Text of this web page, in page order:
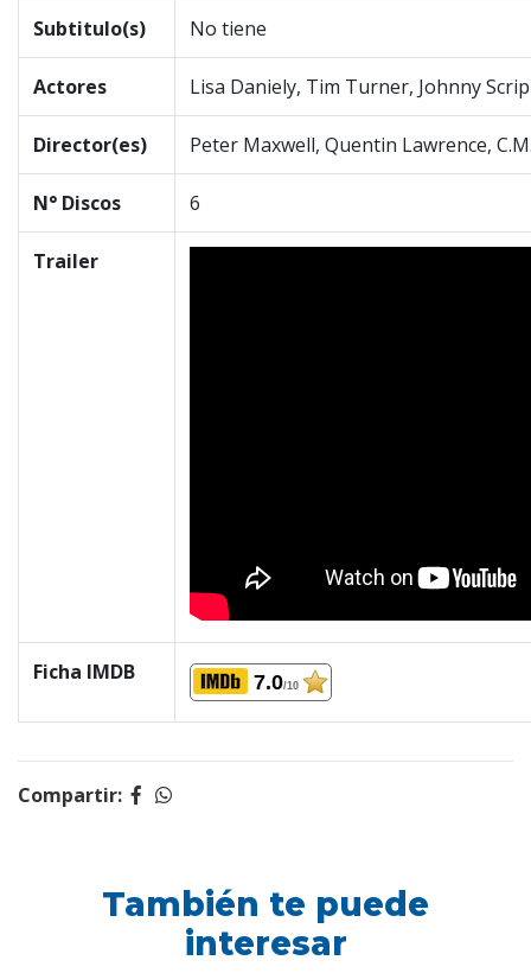
Subtitulo(s) No tiene
Actores Lisa Daniely, Tim Turner, Johnny
Director(es) Peter Maxwell, Quentin Lawrence,
N° Discos 6
Trailer
Ficha IMDB 7.0/10
Compartir:
También te puede
interesar